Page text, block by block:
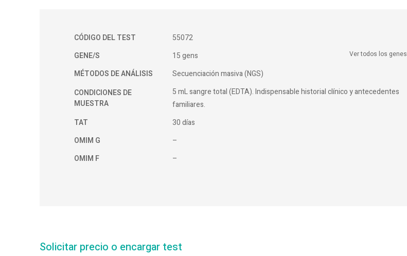
CÓDIGO DEL TEST
55072
GENE/S
Ver todos los genes
15 gens
MÉTODOS DE ANÁLISIS
Secuenciación masiva (NGS)
CONDICIONES DE
MUESTRA
5 mL sangre total (EDTA). Indispensable historial clínico y antecedentes
familiares.
TAT
30 días
OMIM G
–
OMIM F
–
Solicitar precio o encargar test